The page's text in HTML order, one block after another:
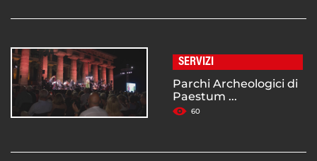
SERVIZI
Parchi Archeologici di
Paestum ...
60